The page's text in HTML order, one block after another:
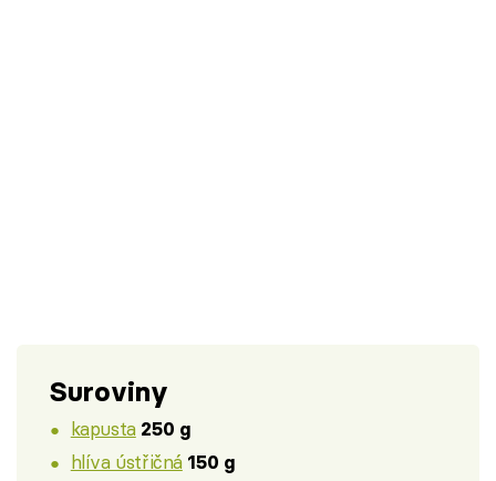
Suroviny
kapusta 250 g
hlíva ústřičná 150 g